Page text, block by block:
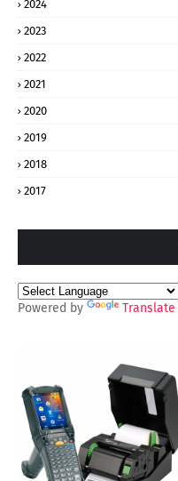
2024
2023
2022
2021
2020
2019
2018
2017
Powered by Translate